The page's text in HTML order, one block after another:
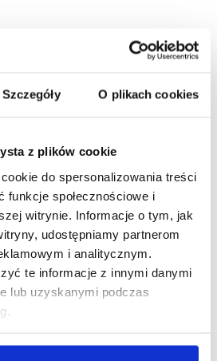
Szczegóły O plikach cookies
z plików cookie
do spersonalizowania treści
funkcje społecznościowe i
witrynie. Informacje o tym, jak
udostępniamy partnerom
i analitycznym.
te informacje z innymi danymi
lub uzyskanymi podczas
Diets Cat
karma dla
problemy jelitowo-żołądkowe
nieprawidłowej diety? Brit
Grain-free Gastrointestinal